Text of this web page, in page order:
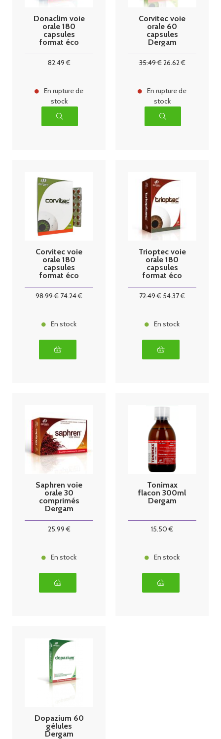
Donaclim voie
orale 180
capsules
format éco
82.49€
En rupture de
stock
Corvitec voie
orale 60
capsules
Dergam
35.49€26.62€
En rupture de
stock
Corvitec voie
orale 180
capsules
format éco
98.99€ 74.24€
En stock
Trioptec voie
orale 180
capsules
format éco
72.49€ 54.37€
En stock
Saphren voie
orale 30
comprimés
Dergam
25.99€
En stock
Tonimax
flacon 300ml
Dergam
15.50 €
En stock
Dopazium 60
gélules
Dergam